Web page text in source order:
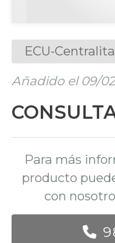
ECU-
Añadido el 09/
Para más
producto
con